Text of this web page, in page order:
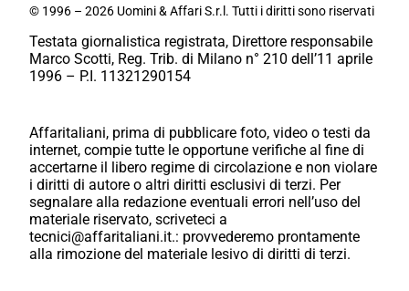
© 1996 – 2026 Uomini & Affari S.r.l. Tutti i diritti sono riservati
Testata giornalistica registrata, Direttore responsabile
Marco Scotti, Reg. Trib. di Milano n° 210 dell’11 aprile
1996 – P.I. 11321290154
Affaritaliani, prima di pubblicare foto, video o testi da
internet, compie tutte le opportune verifiche al fine di
accertarne il libero regime di circolazione e non violare
i diritti di autore o altri diritti esclusivi di terzi. Per
segnalare alla redazione eventuali errori nell’uso del
materiale riservato, scriveteci a
tecnici@affaritaliani.it.: provvederemo prontamente
alla rimozione del materiale lesivo di diritti di terzi.